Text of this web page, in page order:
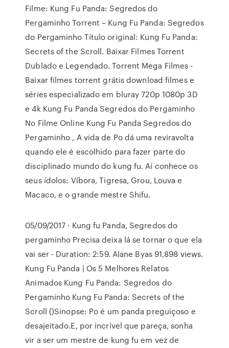
Filme: Kung Fu Panda: Segredos do
Pergaminho Torrent – Kung Fu Panda: Segredos
do Pergaminho Título original: Kung Fu Panda:
Secrets of the Scroll. Baixar Filmes Torrent
Dublado e Legendado. Torrent Mega Filmes -
Baixar filmes torrent grátis download filmes e
séries especializado em bluray 720p 1080p 3D
e 4k Kung Fu Panda Segredos do Pergaminho
No Filme Online Kung Fu Panda Segredos do
Pergaminho , A vida de Po dá uma reviravolta
quando ele é escolhido para fazer parte do
disciplinado mundo do kung fu. Aí conhece os
seus ídolos: Víbora, Tigresa, Grou, Louva e
Macaco, e o grande mestre Shifu.
05/09/2017 · Kung fu Panda, Segredos do
pergaminho Precisa deixa lá se tornar o que ela
vai ser - Duration: 2:59. Alane Byas 91,898 views.
Kung Fu Panda | Os 5 Melhores Relatos
Animados Kung Fu Panda: Segredos do
Pergaminho Kung Fu Panda: Secrets of the
Scroll ()Sinopse: Po é um panda preguiçoso e
desajeitado.E, por incrível que pareça, sonha
vir a ser um mestre de kung fu em vez de